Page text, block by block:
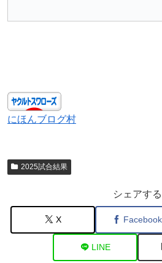
にほんブログ村
2025試合結果
シェアする
X Facebook
LINE